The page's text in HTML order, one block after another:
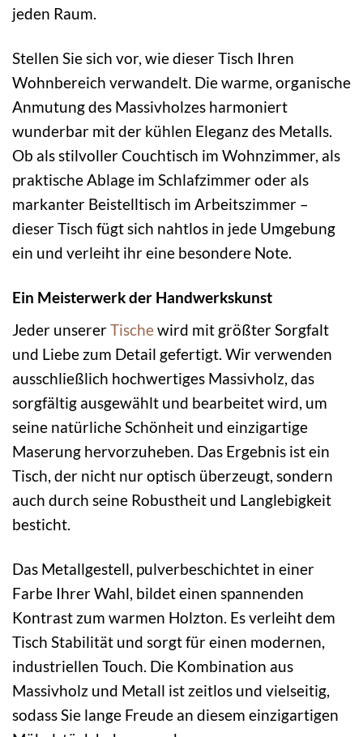
jeden Raum.
Stellen Sie sich vor, wie dieser Tisch Ihren
Wohnbereich verwandelt. Die warme, organische
Anmutung des Massivholzes harmoniert
wunderbar mit der kühlen Eleganz des Metalls.
Ob als stilvoller Couchtisch im Wohnzimmer, als
praktische Ablage im Schlafzimmer oder als
markanter Beistelltisch im Arbeitszimmer –
dieser Tisch fügt sich nahtlos in jede Umgebung
ein und verleiht ihr eine besondere Note.
Ein Meisterwerk der Handwerkskunst
Jeder unsererTischewird mit größter Sorgfalt
und Liebe zum Detail gefertigt. Wir verwenden
ausschließlich hochwertiges Massivholz, das
sorgfältig ausgewählt und bearbeitet wird, um
seine natürliche Schönheit und einzigartige
Maserung hervorzuheben. Das Ergebnis ist ein
Tisch, der nicht nur optisch überzeugt, sondern
auch durch seine Robustheit und Langlebigkeit
besticht.
Das Metallgestell, pulverbeschichtet in einer
Farbe Ihrer Wahl, bildet einen spannenden
Kontrast zum warmen Holzton. Es verleiht dem
Tisch Stabilität und sorgt für einen modernen,
industriellen Touch. Die Kombination aus
Massivholz und Metall ist zeitlos und vielseitig,
sodass Sie lange Freude an diesem einzigartigen